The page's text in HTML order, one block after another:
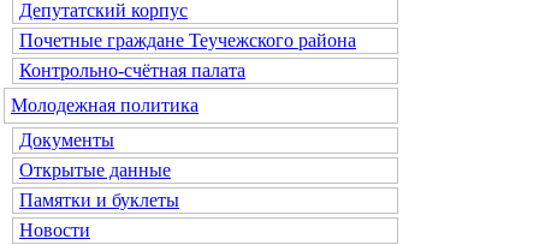
Депутатский корпус
Почетные граждане Теучежского района
Контрольно-счётная палата
Молодежная политика
Документы
Открытые данные
Памятки и буклеты
Новости